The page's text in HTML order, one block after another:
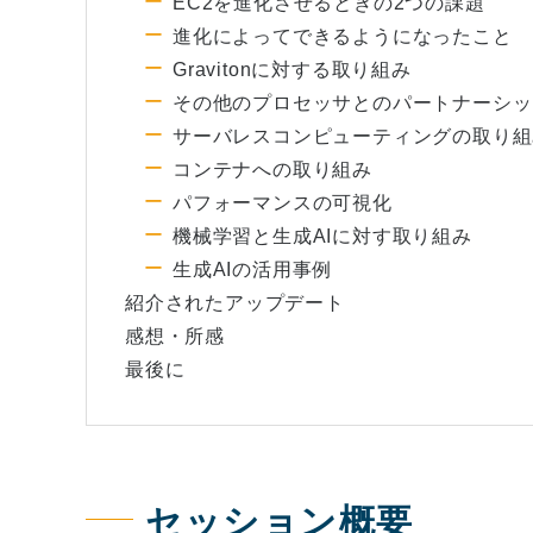
進化によってできるようになったこと
Gravitonに対する取り組み
その他のプロセッサとのパートナーシ
サーバレスコンピューティングの取り
コンテナへの取り組み
パフォーマンスの可視化
機械学習と生成AIに対す取り組み
生成AIの活用事例
紹介されたアップデート
感想・所感
最後に
セッション概要